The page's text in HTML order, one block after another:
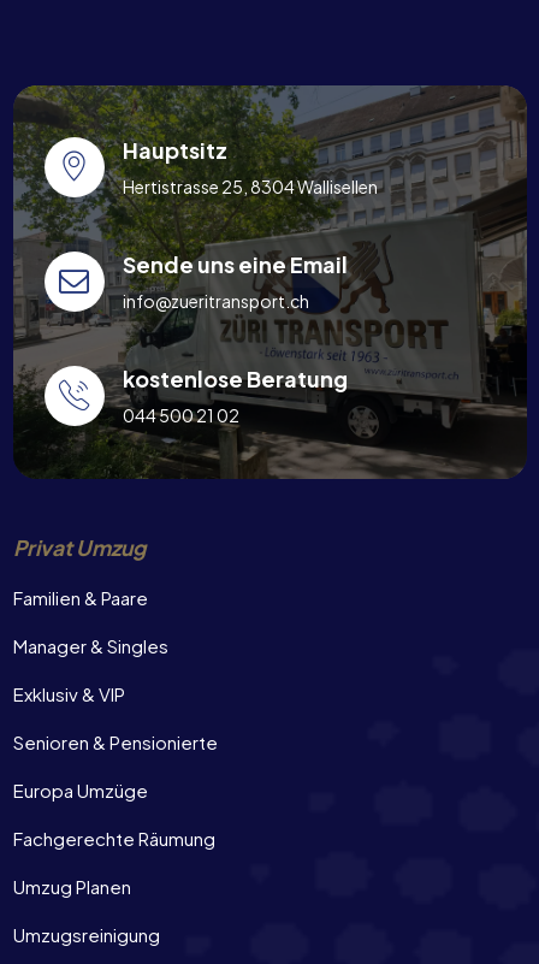
Hauptsitz
Hertistrasse 25, 8304 Wallisellen
Sende uns eine Email
info@zueritransport.ch
kostenlose Beratung
044 500 21 02
Privat Umzug
Familien & Paare
Manager & Singles
Exklusiv & VIP
Senioren & Pensionierte
Europa Umzüge
Fachgerechte Räumung
Umzug Planen
Umzugsreinigung